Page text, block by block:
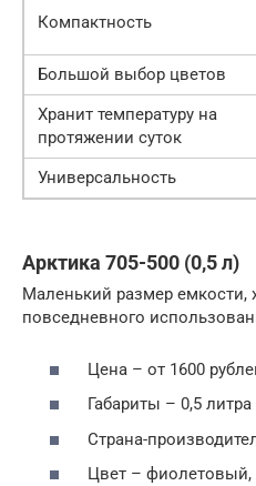
Компактность
Большой выбор цветов
Хранит температуру на
протяжении суток
Универсальность
Арктика 705-500 (0,5 л)
Маленький размер емкости,
повседневного
Цена – от 1600
Габариты – 0,5 литра
Страна-
Цвет –